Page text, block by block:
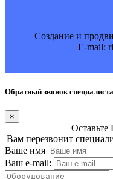
Создание и
E-mail:
Обратный звонок специалиста
×
Оставьте
Вам перезвонит
Ваше имя
Ваш e-mail: